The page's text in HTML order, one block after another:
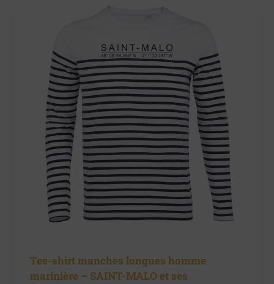
Tee-shirt manches longues homme
marinière – SAINT-MALO et ses